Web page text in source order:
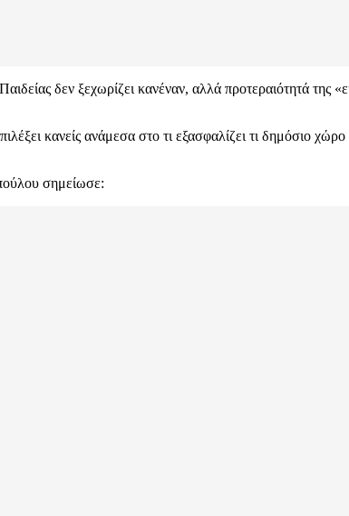
δεν ξεχωρίζει κανέναν, αλλά προτεραιότητά της
κανείς ανάμεσα στο τι εξασφαλίζει τι δημόσιο χώρο
σημείωσε: